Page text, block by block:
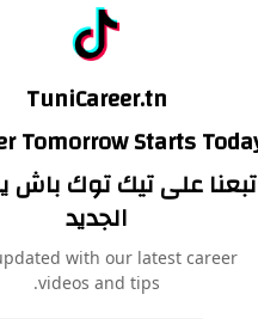
TuniCareer.tn
Tomorrow Starts
تبعنا على تيك توك باش
الجديد
with our latest career
videos and tips.